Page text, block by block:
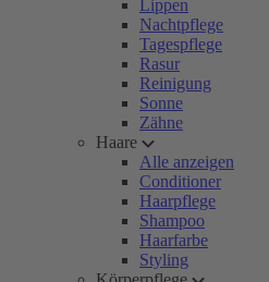
Lippen
Nachtpflege
Tagespflege
Rasur
Reinigung
Sonne
Zähne
Haare
Alle anzeigen
Conditioner
Haarpflege
Shampoo
Haarfarbe
Styling